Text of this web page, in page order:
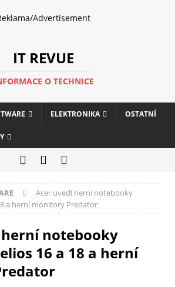
Advertisement
IT REVUE
O TECHNICE
ELEKTRONIKA OSTATNÍ
Acer uvedl herní notebooky
a herní monitory Predator
notebooky
16 a 18 a herní